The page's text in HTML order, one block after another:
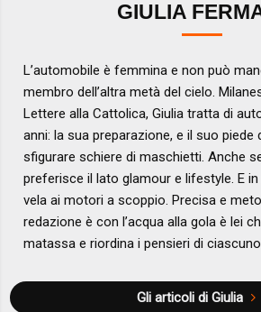
GIULIA
L’automobile è femmina e non può
membro dell’altra metà del cielo.
Lettere alla Cattolica, Giulia tratta di
anni: la sua preparazione, e il suo
sfigurare schiere di maschietti. Anche
preferisce il lato glamour e lifestyle. E
vela ai motori a scoppio. Precisa e
redazione è con l’acqua alla gola è lei
matassa e riordina i pensieri di
Gli articoli di Giulia